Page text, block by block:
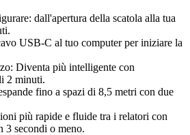
dall'apertura della scatola alla tua
USB-C al tuo computer per iniziare la
Diventa più intelligente con
2 minuti.
fino a spazi di 8,5 metri con due
più rapide e fluide tra i relatori con
3 secondi o meno.